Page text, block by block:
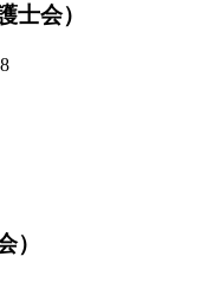
士会）
）